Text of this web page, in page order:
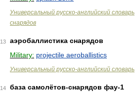
Универсальный русско-английский словарь
снарядов
13
аэробаллистика снарядов
Military: projectile aeroballistics
Универсальный русско-английский словарь
14
база самолётов-снарядов фау-1